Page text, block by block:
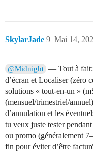
SkylarJade Mai 14,
9
@Midnight — Tout à fait:
d’écran et Localiser (zéro
solutions « tout-en-un »
(mensuel/trimestriel/
d’annulation et les
tu veux juste tester
ou promo (généralement
fin pour éviter d’être